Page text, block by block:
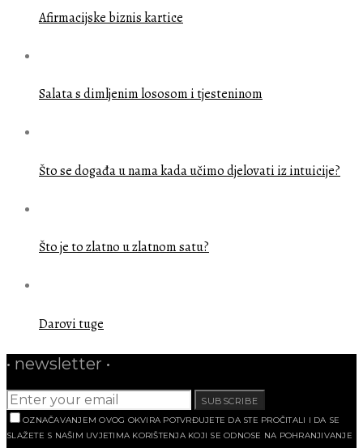
Afirmacijske biznis kartice
Salata s dimljenim lososom i tjesteninom
Što se događa u nama kada učimo djelovati iz intuicije?
Što je to zlatno u zlatnom satu?
Darovi tuge
• newsletter •
SUBSCRIBE
OZNAČAVANJEM OVOG OKVIRA POTVRĐUJETE DA STE PROČITALI I DA SE
SLAŽETE S NAŠIM UVJETIMA KORIŠTENJA KOJI SE ODNOSE NA POHRANJIVANJE